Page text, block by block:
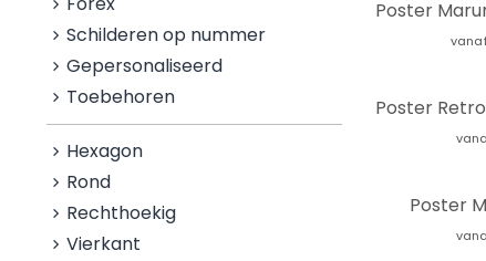
Schilderen op nummer
Gepersonaliseerd
Toebehoren
Hexagon
Rond
Rechthoekig
Vierkant
Poster